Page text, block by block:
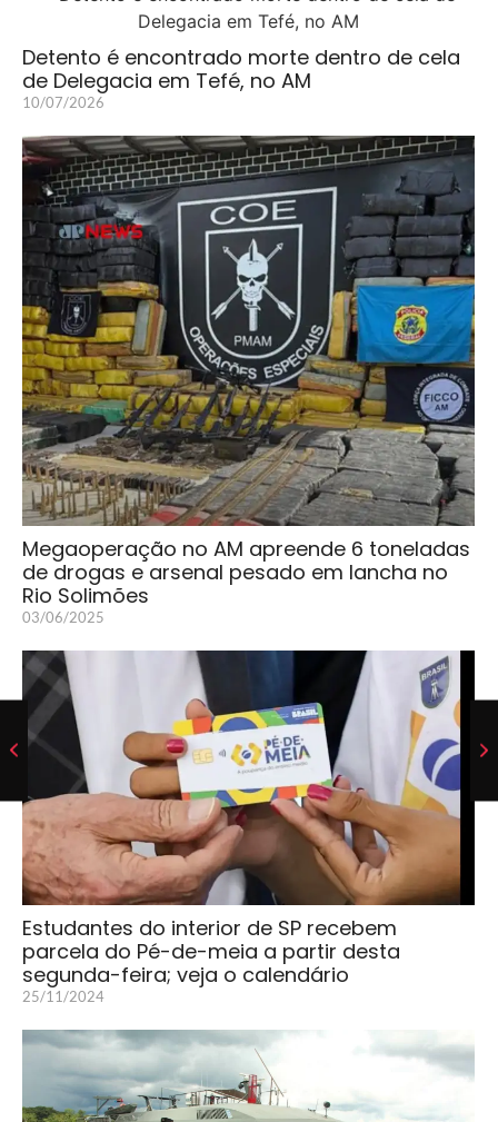
Detento é encontrado morte dentro de cela
de Delegacia em Tefé, no AM
10/07/2026
Megaoperação no AM apreende 6 toneladas
de drogas e arsenal pesado em lancha no
Rio Solimões
03/06/2025
Estudantes do interior de SP recebem
parcela do Pé-de-meia a partir desta
segunda-feira; veja o calendário
25/11/2024